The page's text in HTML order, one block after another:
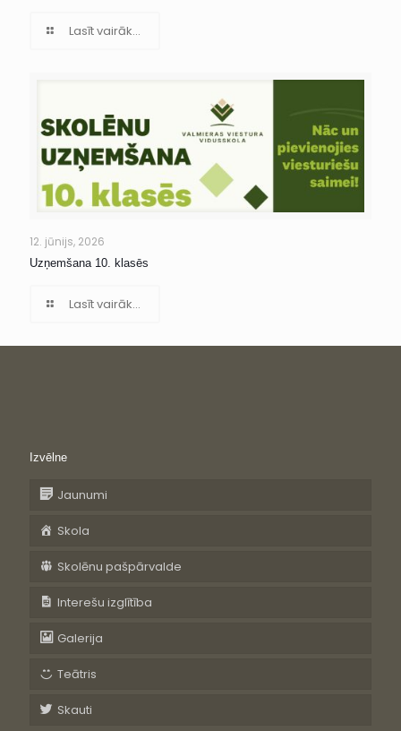
Lasīt vairāk...
12. jūnijs, 2026
Uzņemšana 10. klasēs
Lasīt vairāk...
Izvēlne
Jaunumi
Skola
Skolēnu pašpārvalde
Interešu izglītība
Galerija
Teātris
Skauti